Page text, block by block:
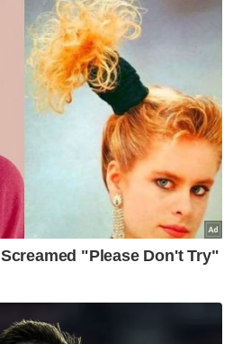
tiba di kolej kediaman UniSZA di
Nerus pada Khamis.
Ijazah Sarjana Muda
Islam di UniSZA itu
biasiswa sebanyak
wakaf universiti